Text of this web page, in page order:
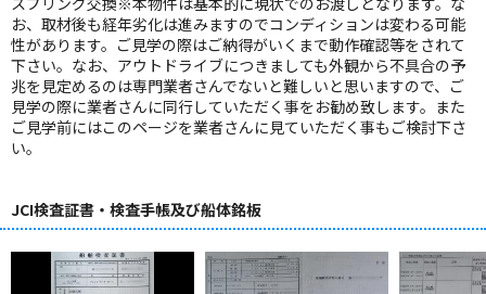
お、取材後も経年劣化は進みますのでコンディションは変わる可能
性があります。ご見学の際はご納得がいくまで動作確認等をされて
下さい。なお、アウトドライブにつきましても外観から不具合の予
兆を見定めるのは専門業者さんでないと難しいと思いますので、ご
見学の際に業者さんに同行していただく事をお勧め致します。また
ご見学前にはこのページを業者さんに見ていただく事もご検討下さ
い。
JCI検査証書・検査手帳及び船体銘板